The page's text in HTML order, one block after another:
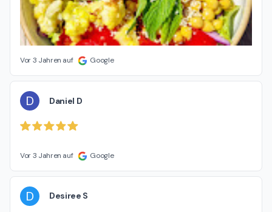
Vor 3 Jahren auf Google
D Daniel D
Vor 3 Jahren auf Google
D Desiree S